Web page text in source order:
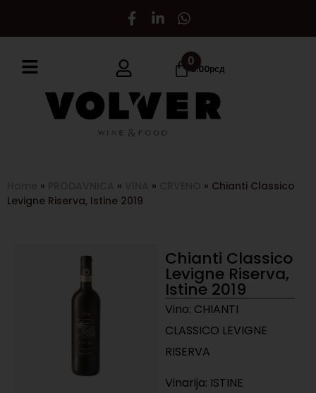
0.00рсд
0
» » » » Chianti Classico
Levigne Riserva, Istine 2019
Chianti Classico
Levigne Riserva,
Istine 2019
Vino: CHIANTI
CLASSICO LEVIGNE
RISERVA
Vinarija: ISTINE